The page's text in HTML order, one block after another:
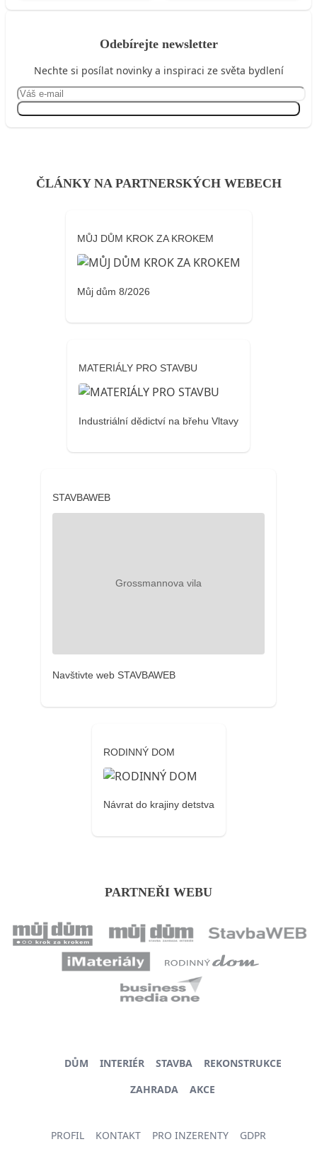
Odebírejte newsletter
Nechte si posílat novinky a inspiraci ze světa bydlení
ČLÁNKY NA PARTNERSKÝCH WEBECH
MŮJ DŮM KROK ZA KROKEM
Můj dům 8/2026
MATERIÁLY PRO STAVBU
Industriální dědictví na břehu Vltavy
STAVBAWEB
Navštivte web STAVBAWEB
RODINNÝ DOM
Návrat do krajiny detstva
PARTNEŘI WEBU
DŮM INTERIÉR STAVBA
REKONSTRUKCE
ZAHRADA
AKCE
PROFIL KONTAKT PRO INZERENTY GDPR